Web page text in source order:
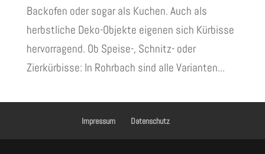
Backofen oder sogar als Kuchen. Auch als
herbstliche Deko-Objekte eigenen sich Kürbisse
hervorragend. Ob Speise-, Schnitz- oder
Zierkürbisse: In Rohrbach sind alle Varianten...
Impressum Datenschutz